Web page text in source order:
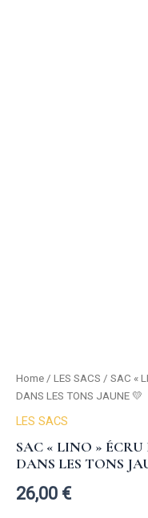
Home / LES SACS / SAC «
DANS LES TONS JAUNE 💛
LES SACS
SAC « LINO »
DANS LES TONS
26,00 €